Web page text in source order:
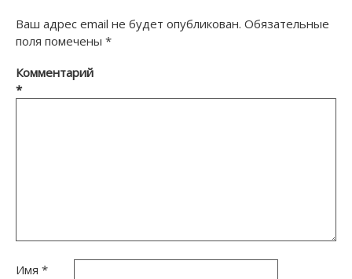
Ваш адрес email не будет опубликован. Обязательные
поля помечены *
Комментарий
*
Имя *